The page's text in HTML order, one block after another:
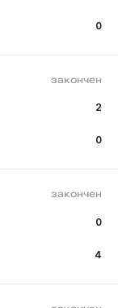
0
закончен
2
0
закончен
0
4